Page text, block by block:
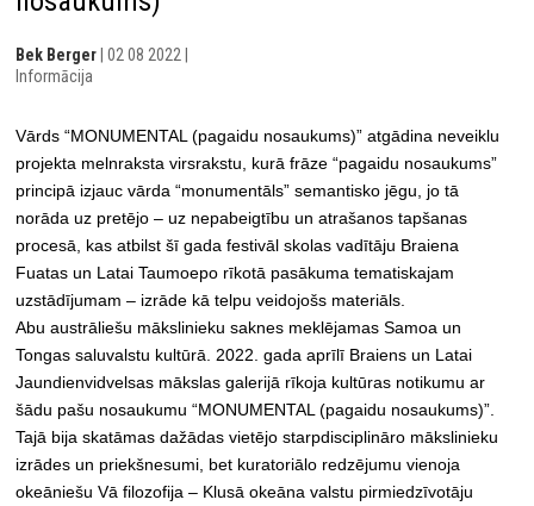
Bek Berger| 02 08 2022 |
Informācija
Vārds “MONUMENTAL (pagaidu nosaukums)” atgādina neveiklu
projekta melnraksta virsrakstu, kurā frāze “pagaidu nosaukums”
principā izjauc vārda “monumentāls” semantisko jēgu, jo tā
norāda uz pretējo – uz nepabeigtību un atrašanos tapšanas
procesā, kas atbilst šī gada festivāl skolas vadītāju Braiena
Fuatas un Latai Taumoepo rīkotā pasākuma tematiskajam
uzstādījumam – izrāde kā telpu veidojošs materiāls.
Abu austrāliešu mākslinieku saknes meklējamas Samoa un
Tongas saluvalstu kultūrā. 2022. gada aprīlī Braiens un Latai
Jaundienvidvelsas mākslas galerijā rīkoja kultūras notikumu ar
šādu pašu nosaukumu “MONUMENTAL (pagaidu nosaukums)”.
Tajā bija skatāmas dažādas vietējo starpdisciplināro mākslinieku
izrādes un priekšnesumi, bet kuratoriālo redzējumu vienoja
okeāniešu Vā filozofija – Klusā okeāna valstu pirmiedzīvotāju